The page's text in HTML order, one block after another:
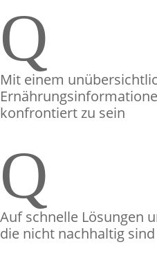
Q
Mit einem
konfrontiert zu sein
Q
Auf schnelle Lösungen
die nicht nachhaltig sind